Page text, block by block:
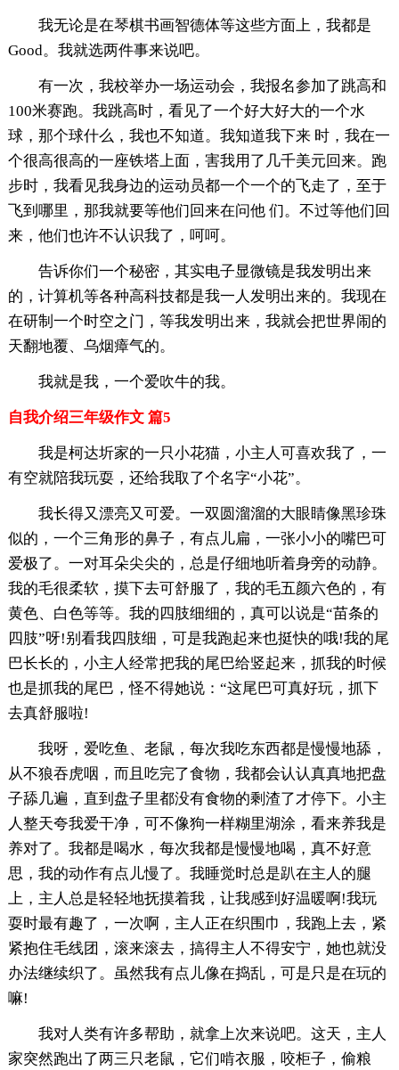
我无论是在琴棋书画智德体等这些方面上，我都是
Good。我就选两件事来说吧。
有一次，我校举办一场运动会，我报名参加了跳高和
100米赛跑。我跳高时，看见了一个好大好大的一个水
球，那个球什么，我也不知道。我知道我下来 时，我在一
个很高很高的一座铁塔上面，害我用了几千美元回来。跑
步时，我看见我身边的运动员都一个一个的飞走了，至于
飞到哪里，那我就要等他们回来在问他 们。不过等他们回
来，他们也许不认识我了，呵呵。
告诉你们一个秘密，其实电子显微镜是我发明出来
的，计算机等各种高科技都是我一人发明出来的。我现在
在研制一个时空之门，等我发明出来，我就会把世界闹的
天翻地覆、乌烟瘴气的。
我就是我，一个爱吹牛的我。
自我介绍三年级作文 篇5
我是柯达圻家的一只小花猫，小主人可喜欢我了，一
有空就陪我玩耍，还给我取了个名字“小花”。
我长得又漂亮又可爱。一双圆溜溜的大眼睛像黑珍珠
似的，一个三角形的鼻子，有点儿扁，一张小小的嘴巴可
爱极了。一对耳朵尖尖的，总是仔细地听着身旁的动静。
我的毛很柔软，摸下去可舒服了，我的毛五颜六色的，有
黄色、白色等等。我的四肢细细的，真可以说是“苗条的
四肢”呀!别看我四肢细，可是我跑起来也挺快的哦!我的尾
巴长长的，小主人经常把我的尾巴给竖起来，抓我的时候
也是抓我的尾巴，怪不得她说：“这尾巴可真好玩，抓下
去真舒服啦!
我呀，爱吃鱼、老鼠，每次我吃东西都是慢慢地舔，
从不狼吞虎咽，而且吃完了食物，我都会认认真真地把盘
子舔几遍，直到盘子里都没有食物的剩渣了才停下。小主
人整天夸我爱干净，可不像狗一样糊里湖涂，看来养我是
养对了。我都是喝水，每次我都是慢慢地喝，真不好意
思，我的动作有点儿慢了。我睡觉时总是趴在主人的腿
上，主人总是轻轻地抚摸着我，让我感到好温暖啊!我玩
耍时最有趣了，一次啊，主人正在织围巾，我跑上去，紧
紧抱住毛线团，滚来滚去，搞得主人不得安宁，她也就没
办法继续织了。虽然我有点儿像在捣乱，可是只是在玩的
嘛!
我对人类有许多帮助，就拿上次来说吧。这天，主人
家突然跑出了两三只老鼠，它们啃衣服，咬柜子，偷粮